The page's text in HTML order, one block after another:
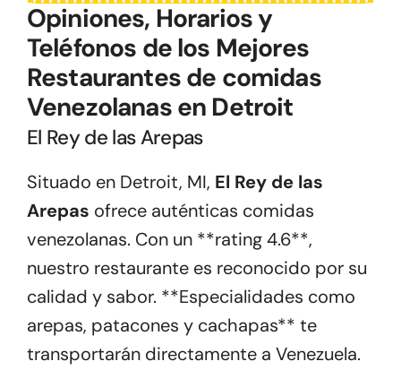
Opiniones, Horarios y
Teléfonos de los Mejores
Restaurantes de comidas
Venezolanas en Detroit
El Rey de las Arepas
Situado en Detroit, MI, El Rey de las
Arepas ofrece auténticas comidas
venezolanas. Con un **rating 4.6**,
nuestro restaurante es reconocido por su
calidad y sabor. **Especialidades como
arepas, patacones y cachapas** te
transportarán directamente a Venezuela.